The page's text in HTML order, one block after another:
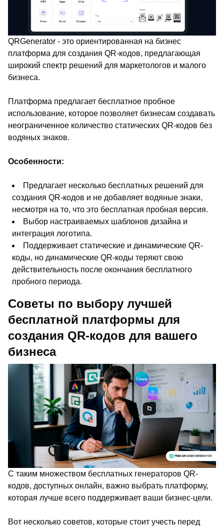
QRGenerator - это ориентированная на бизнес
платформа для создания QR-кодов, предлагающая
широкий спектр решений для маркетологов и малого
бизнеса.
Платформа предлагает бесплатное пробное
использование, которое позволяет бизнесам создавать
неограниченное количество статических QR-кодов без
водяных знаков.
Особенности:
Предлагает несколько бесплатных решений для
создания QR-кодов и не добавляет водяные знаки,
несмотря на то, что это бесплатная пробная версия.
Выбор настраиваемых шаблонов дизайна и
интеграция логотипа.
Поддерживает статические и динамические QR-
коды, но динамические QR-коды теряют свою
действительность после окончания бесплатного
пробного периода.
Советы по выбору лучшей
бесплатной платформы для
создания QR-кодов для вашего
бизнеса
С таким множеством бесплатных генераторов QR-
кодов, доступных онлайн, важно выбрать платформу,
которая лучше всего поддерживает ваши бизнес-цели.
Вот несколько советов, которые стоит учесть перед